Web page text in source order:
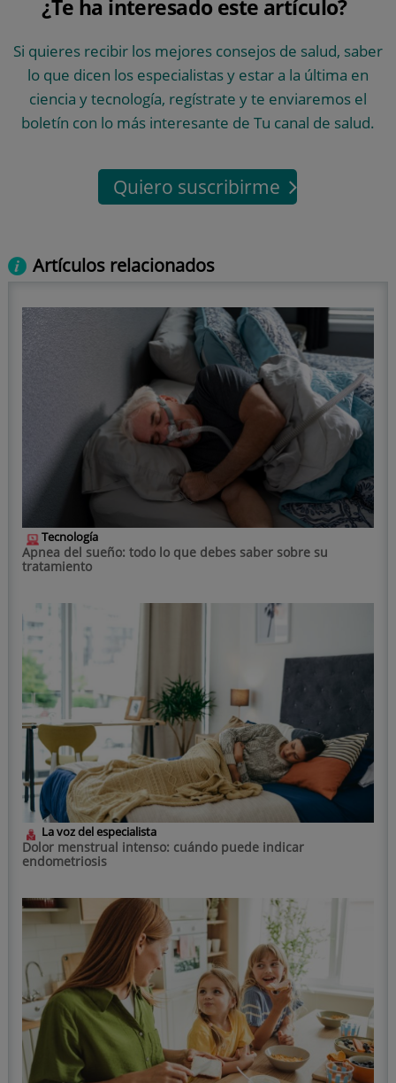
¿Te ha interesado este artículo?
Si quieres recibir los mejores consejos de salud, saber
lo que dicen los especialistas y estar a la última en
ciencia y tecnología, regístrate y te enviaremos el
boletín con lo más interesante de Tu canal de salud.
Quiero suscribirme
Artículos relacionados
Tecnología
Apnea del sueño: todo lo que debes saber sobre su
tratamiento
La voz del especialista
Dolor menstrual intenso: cuándo puede indicar
endometriosis